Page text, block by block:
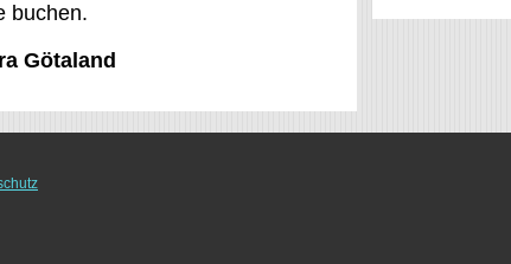
buchen.
Götaland